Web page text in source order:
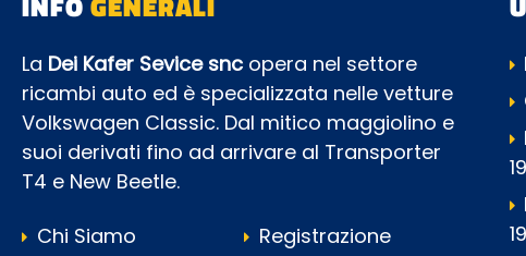
La Dei Kafer Sevice snc opera nel settore
ricambi auto ed è specializzata nelle vetture
Volkswagen Classic. Dal mitico maggiolino e
suoi derivati fino ad arrivare al Transporter
T4 e New Beetle.
Chi Siamo
Registrazione